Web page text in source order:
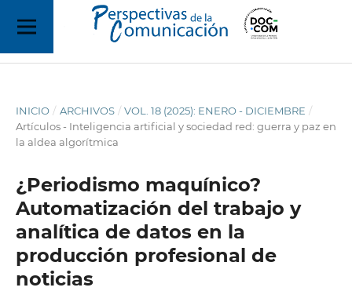
INICIO / ARCHIVOS / VOL. 18 (2025): ENERO - DICIEMBRE /
Artículos - Inteligencia artificial y sociedad red: guerra y paz en
la aldea algorítmica
¿Periodismo maquínico?
Automatización del trabajo y
analítica de datos en la
producción profesional de
noticias